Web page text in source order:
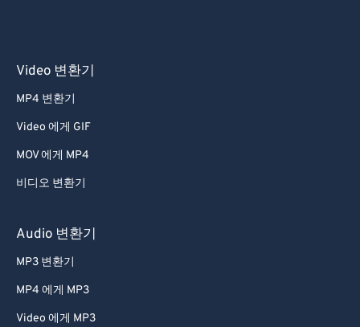
Video 변환기
MP4 변환기
Video 에게 GIF
MOV 에게 MP4
비디오 변환기
Audio 변환기
MP3 변환기
MP4 에게 MP3
Video 에게 MP3